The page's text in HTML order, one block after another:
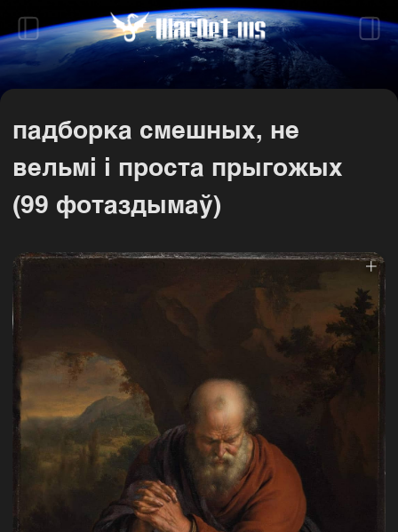
падборка смешных, не
вельмі і проста прыгожых
(99 фотаздымаў)